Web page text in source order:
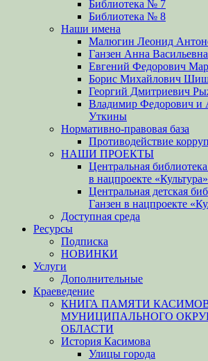
Библиотека № 7
Библиотека № 8
Наши имена
Малюгин Леонид
Ганзен Анна Васильевна
Евгений Федорович
Борис Михайлович
Георгий Дмитриевич
Владимир Федорович и
Уткины
Нормативно-правовая база
Противодействие
НАШИ ПРОЕКТЫ
Центральная
в нацпроекте «Культура»
Центральная детская
Ганзен в нацпроекте
Доступная среда
Ресурсы
Подписка
НОВИНКИ
Услуги
Дополнительные
Краеведение
КНИГА ПАМЯТИ
МУНИЦИПАЛЬНОГО
ОБЛАСТИ
История Касимова
Улицы города